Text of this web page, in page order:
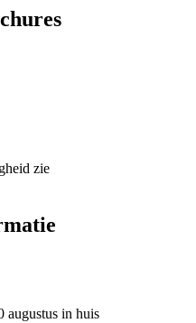
zie
augustus in huis